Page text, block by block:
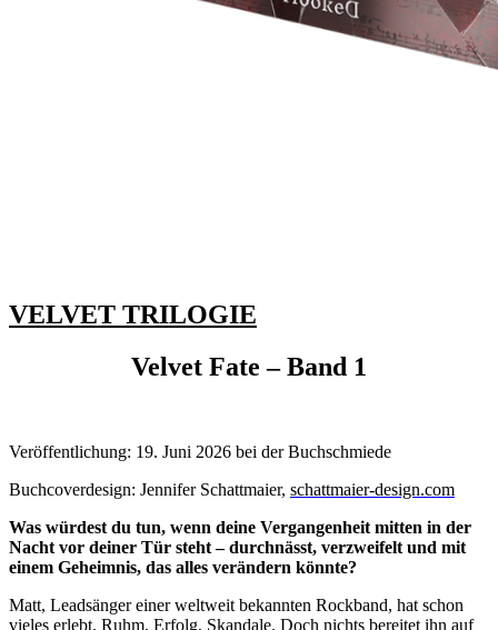
VELVET TRILOGIE
Velvet Fate – Band 1
Veröffentlichung: 19. Juni 2026 bei der Buchschmiede
Buchcoverdesign: Jennifer Schattmaier, schattmaier-design.com
Was würdest du tun, wenn deine Vergangenheit mitten in der
Nacht vor deiner Tür steht – durchnässt, verzweifelt und mit
einem Geheimnis, das alles verändern könnte?
Matt, Leadsänger einer weltweit bekannten Rockband, hat schon
vieles erlebt. Ruhm, Erfolg, Skandale. Doch nichts bereitet ihn auf